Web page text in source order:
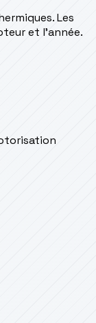
Les
et l’année.